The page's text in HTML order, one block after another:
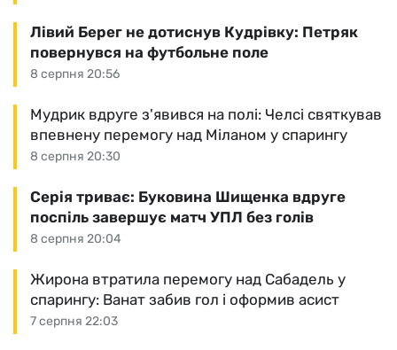
8 серпня 20:56
Лівий Берег не дотиснув Кудрівку: Петряк
повернувся на футбольне поле
8 серпня 20:30
Мудрик вдруге з'явився на полі: Челсі святкував
впевнену перемогу над Міланом у спарингу
8 серпня 20:04
Серія триває: Буковина Шищенка вдруге
поспіль завершує матч УПЛ без голів
7 серпня 22:03
Жирона втратила перемогу над Сабадель у
спарингу: Ванат забив гол і оформив асист